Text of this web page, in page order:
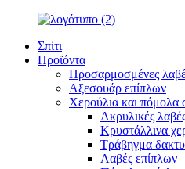
Σπίτι
Προϊόντα
Προσαρμοσμένες
Αξεσουάρ επίπλων
Χερούλια και πόμολα
Ακρυλικές
Κρυστάλλινα
Τράβηγμα
Λαβές επίπλων